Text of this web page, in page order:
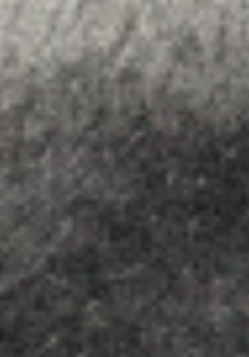
DE PRIVACITAT